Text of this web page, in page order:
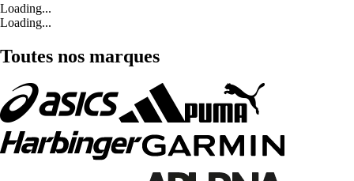
Loading...
Loading...
Toutes nos marques